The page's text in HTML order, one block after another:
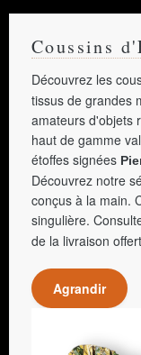
Coussins
Découvrez les
tissus de grandes
amateurs d'objets
haut de gamme
étoffes signées
Découvrez notre
conçus à la main.
singulière.
de la livraison
Agrandir